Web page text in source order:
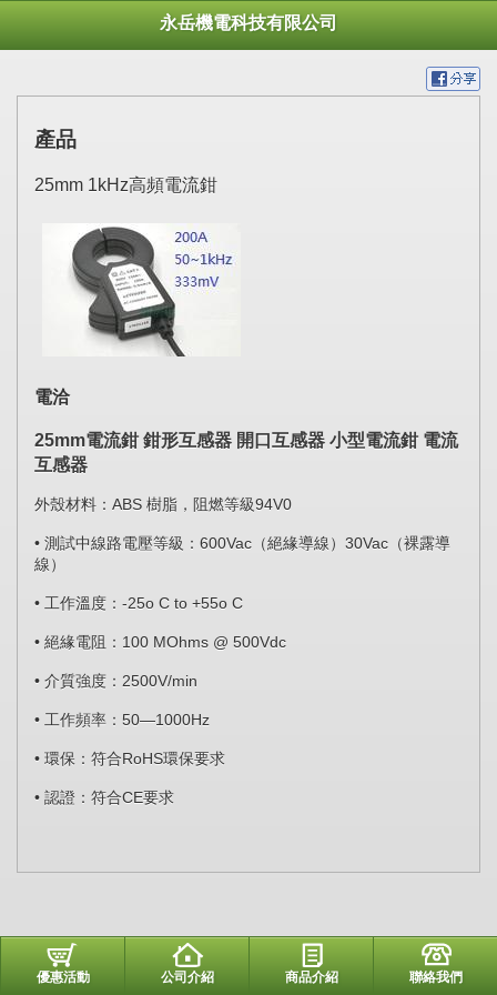
永岳機電科技有限公司
產品
25mm 1kHz高頻電流鉗
電洽
25mm電流鉗 鉗形互感器 開口互感器 小型電流鉗 電流
互感器
外殼材料： ABS 樹脂，阻燃等級94V0
• 測試中線路電壓等級： 600Vac （絕緣導線） 30Vac （裸露導
線）
• 工作溫度： -25o C to +55o C
• 絕緣電阻： 100 MOhms @ 500Vdc
• 介質強度： 2500V/min
• 工作頻率： 50—1000Hz
• 環保：符合RoHS環保要求
• 認證：符合CE要求
優惠活動 公司介紹 商品介紹 聯絡我們